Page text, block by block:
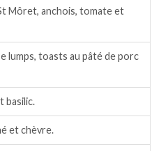
Môret, anchois, tomate et
lumps, toasts au pâté de porc
basilic.
et chèvre.